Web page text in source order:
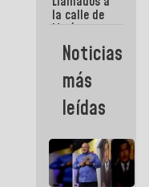
la calle de
María
Machado se
estrellaron
de frente
contra el
Pueblo
Noticias
más
leídas